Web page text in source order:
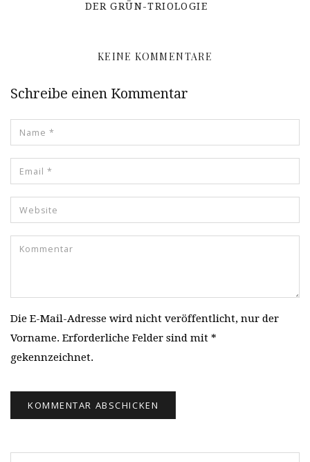
DER GRÜN-TRIOLOGIE
KEINE KOMMENTARE
Schreibe einen Kommentar
Die E-Mail-Adresse wird nicht veröffentlicht, nur der
Vorname. Erforderliche Felder sind mit *
gekennzeichnet.